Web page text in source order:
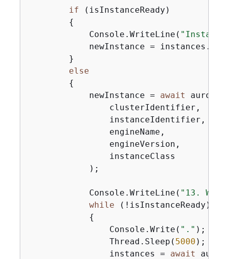
if (isInstanceReady)
{
            Console.WriteLine(
newInstance =
        }
else
{
            newInstance =
await
                clusterIdentifier,
                instanceIdentifier,
                engineName,
                engineVersion,
                instanceClass
            );
            Console.WriteLine(
"13.
while (!isInstanceReady)
{
                Console.Write(
"." );
                Thread.Sleep(
5000 );
                instances =
await